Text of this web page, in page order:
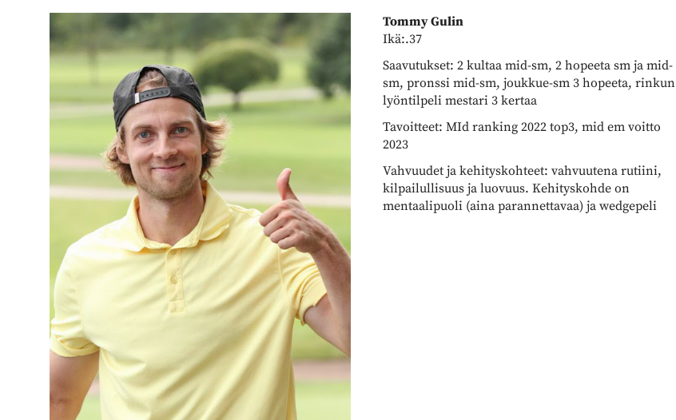
Tommy Gulin
​​​​​​​Ikä:.37
Saavutukset: 2 kultaa mid-sm, 2 hopeeta sm ja mid-
sm, pronssi mid-sm, joukkue-sm 3 hopeeta, rinkun
lyöntilpeli mestari 3 kertaa
Tavoitteet: MId ranking 2022 top3, mid em voitto
2023
Vahvuudet ja kehityskohteet: vahvuutena rutiini,
kilpailullisuus ja luovuus. Kehityskohde on
mentaalipuoli (aina parannettavaa) ja wedgepeli